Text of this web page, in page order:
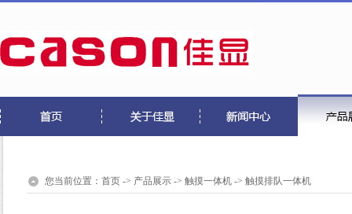
您当前位置： 首页 -> 产品展示 -> 触摸一体机 -> 触摸排队一体机